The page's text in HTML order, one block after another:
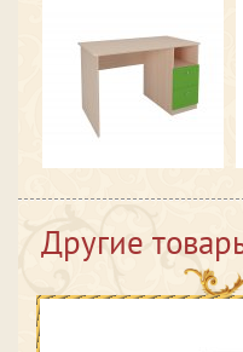
Другие